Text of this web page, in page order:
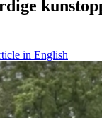
in English